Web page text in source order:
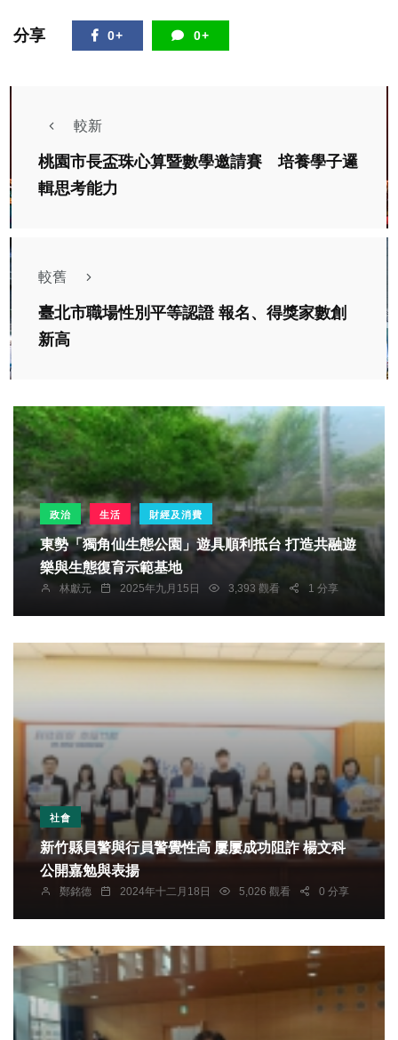
分享 0+ 0+
較新
桃園市長盃珠心算暨數學邀請賽 培養學子邏
輯思考能力
較舊
臺北市職場性別平等認證 報名、得獎家數創
新高
政治 生活 財經及消費
東勢「獨角仙生態公園」遊具順利抵台 打造共融遊
樂與生態復育示範基地
林獻元 2025年九月15日 3,393 觀看 1 分享
社會
新竹縣員警與行員警覺性高 屢屢成功阻詐 楊文科
公開嘉勉與表揚
鄭銘德 2024年十二月18日 5,026 觀看 0 分享